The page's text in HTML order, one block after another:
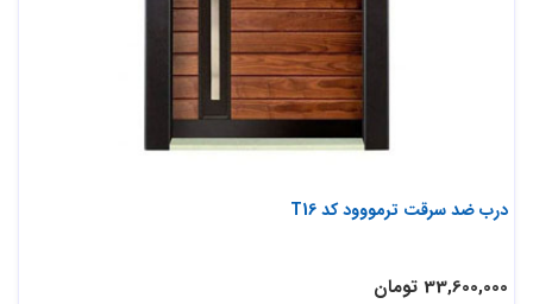
درب ضد سرقت ترمووود کد T16
33,600,000 تومان